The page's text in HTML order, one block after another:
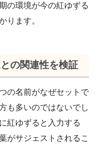
の環境が今の紅ゆずる
ります。
の関連性を検証
の名前がなぜセットで
も多いのではないでし
紅ゆずると入力する
がサジェストされるこ